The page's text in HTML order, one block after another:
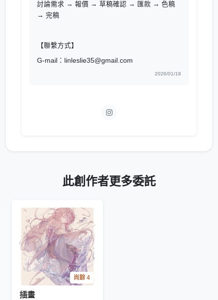
討論需求 → 報價 → 草稿確認 → 匯款 → 色稿
→ 完稿
【聯繫方式】
G-mail：linleslie35@gmail.com
2026/01/18
此創作者更多委託
尚餘 4
插畫